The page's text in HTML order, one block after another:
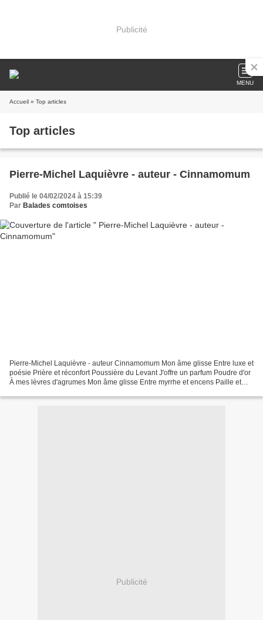
Publicité
MENU
Accueil » Top articles
Top articles
Pierre-Michel Laquièvre - auteur - Cinnamomum
Publié le 04/02/2024 à 15:39
Par Balades comtoises
Pierre-Michel Laquièvre - auteur Cinnamomum Mon âme glisse Entre luxe et
poésie Prière et réconfort Poussière du Levant J'offre un parfum Poudre d'or
À mes lèvres d'agrumes Mon âme glisse Entre myrrhe et encens Paille et
Publicité